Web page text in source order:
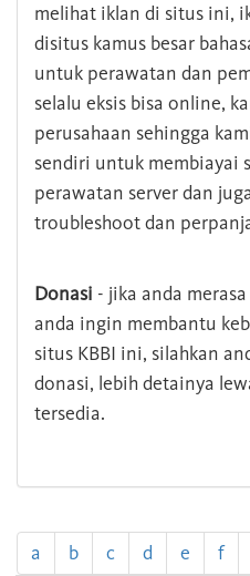
melihat iklan di situs ini,
disitus kamus besar
untuk perawatan dan
selalu eksis bisa online,
perusahaan sehingga
sendiri untuk membiayai
perawatan server dan
troubleshoot dan
Donasi - jika anda
anda ingin membantu
situs KBBI ini, silahkan
donasi, lebih detainya
tersedia.
a b c d e f